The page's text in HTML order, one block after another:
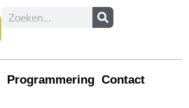
Programmering Contact